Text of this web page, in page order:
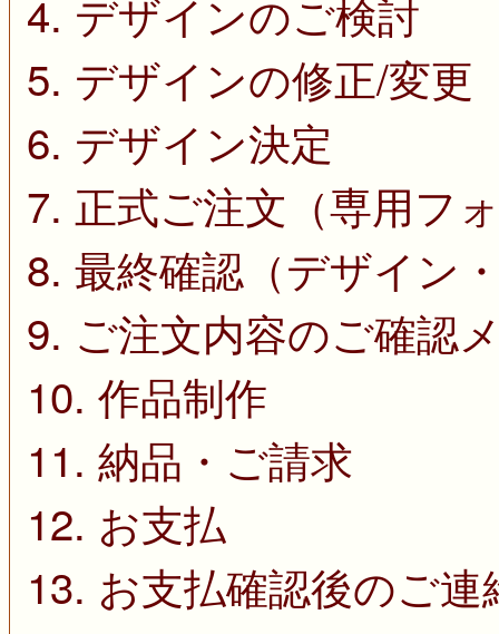
4. デザインのご検討
5. デザインの修正/変更
6. デザイン決定
7. 正式ご注文（専用フ
8. 最終確認（デザイン
9. ご注文内容のご確認
10. 作品制作
11. 納品・ご請求
12. お支払
13. お支払確認後のご